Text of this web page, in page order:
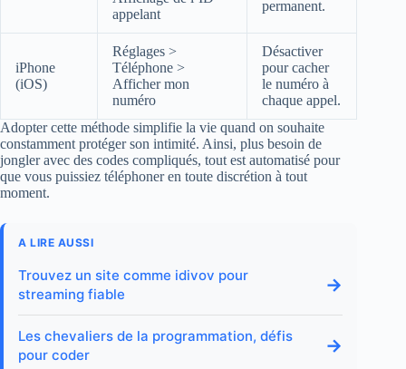
appelant
permanent.
iPhone
(iOS)
Réglages >
Téléphone >
Afficher mon
numéro
Désactiver
pour cacher
le numéro à
chaque appel.
Adopter cette méthode simplifie la vie quand on souhaite
constamment protéger son intimité. Ainsi, plus besoin de
jongler avec des codes compliqués, tout est automatisé pour
que vous puissiez téléphoner en toute discrétion à tout
moment.
A LIRE AUSSI
Trouvez un site comme idivov pour
streaming fiable
→
Les chevaliers de la programmation, défis
pour coder
→